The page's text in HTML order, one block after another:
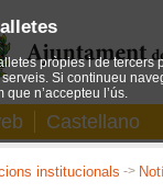
Castellano
institucionals ->
pròpies i de tercers
Si continueu
n’accepteu l’ús.